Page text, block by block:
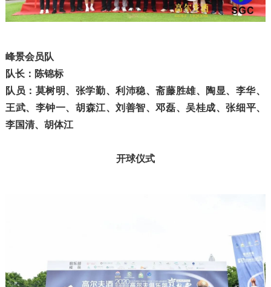
峰景会员队
队长：陈锦标
队员：莫树明、张学勤、利沛稳、斋藤胜雄、陶显、 李华、
王武、 李钟一、 胡森江、刘善智、邓磊、吴桂成、张细平、
李国清、 胡体江
开球仪式